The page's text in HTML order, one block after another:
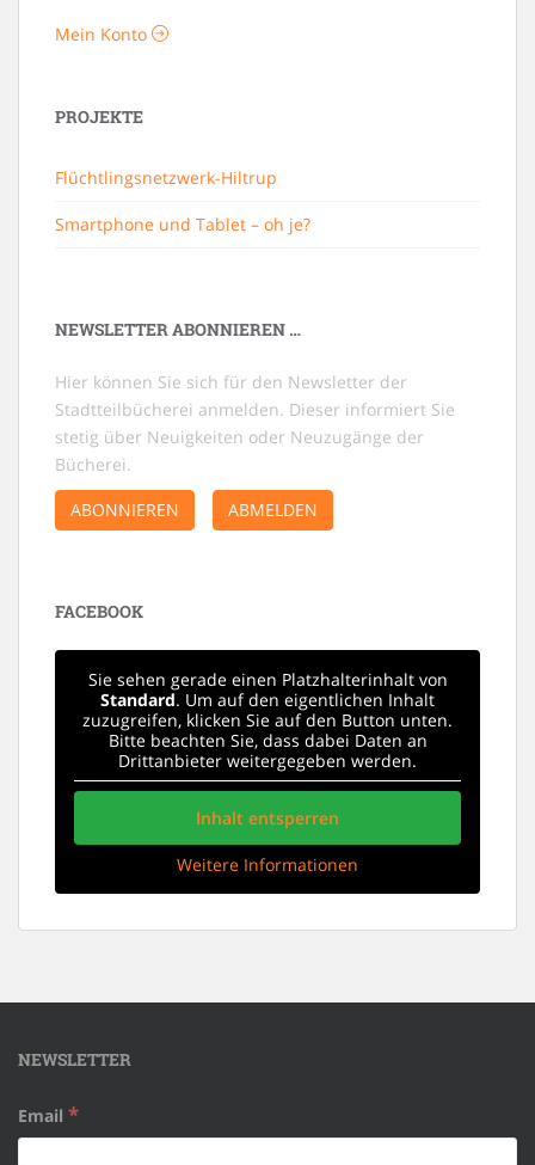
Mein Konto
PROJEKTE
Flüchtlingsnetzwerk-Hiltrup
Smartphone und Tablet – oh je?
NEWSLETTER ABONNIEREN …
Hier können Sie sich für den Newsletter der
Stadtteilbücherei anmelden. Dieser informiert Sie
stetig über Neuigkeiten oder Neuzugänge der
Bücherei.
ABONNIEREN
ABMELDEN
FACEBOOK
Sie sehen gerade einen Platzhalterinhalt von
Standard. Um auf den eigentlichen Inhalt
zuzugreifen, klicken Sie auf den Button unten.
Bitte beachten Sie, dass dabei Daten an
Drittanbieter weitergegeben werden.
Inhalt entsperren
Weitere Informationen
NEWSLETTER
Email *